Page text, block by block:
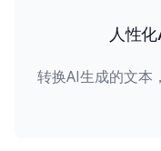
人性
转换AI生成的文本